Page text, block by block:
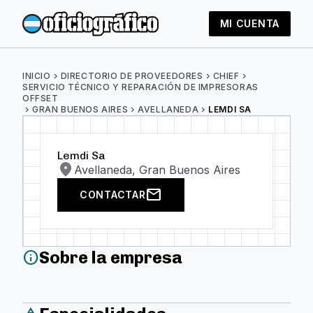
MI CUENTA
INICIO chevron_right DIRECTORIO DE PROVEEDORES chevron_right CHIEF chevron_right
SERVICIO TÉCNICO Y REPARACIÓN DE IMPRESORAS
OFFSET
chevron_right GRAN BUENOS AIRES chevron_rightAVELLANEDA chevron_right LEMDI SA
Lemdi Sa
location_on Avellaneda, Gran Buenos Aires
CONTACTARmail
infoSobre la empresa